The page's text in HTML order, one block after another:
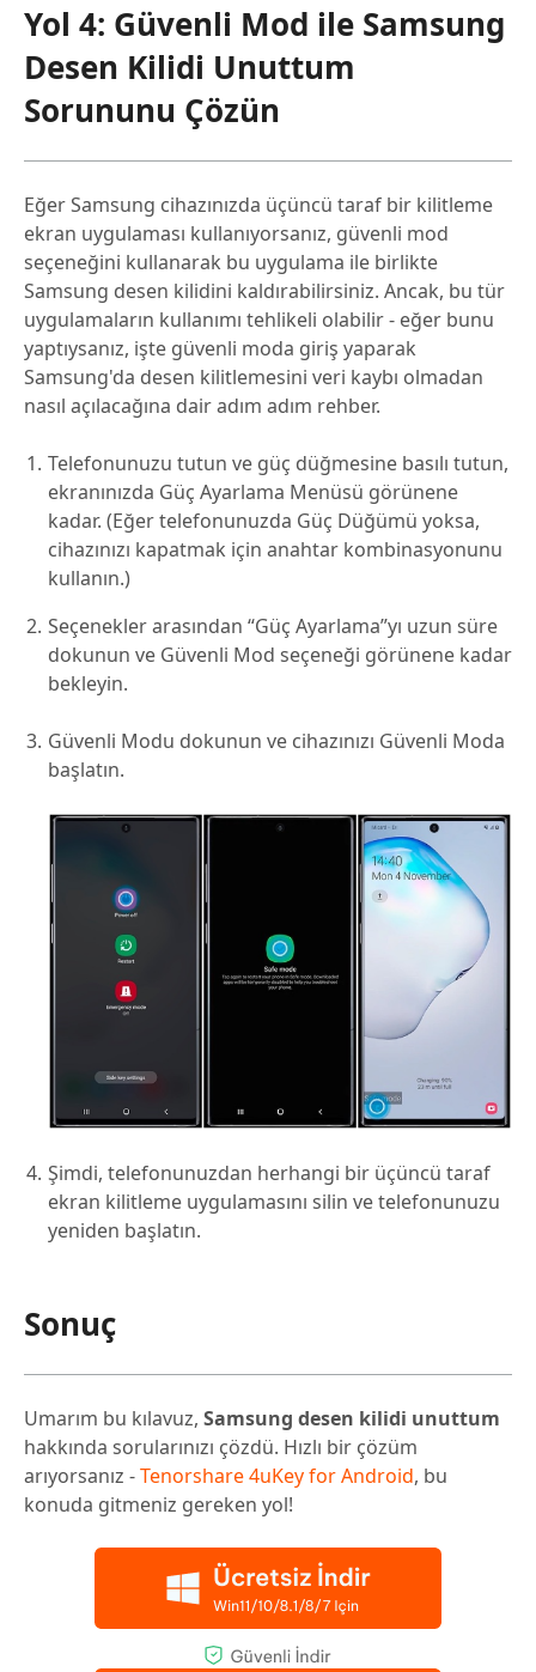
Yol 4: Güvenli Mod ile Samsung
Desen Kilidi Unuttum
Sorununu Çözün
Eğer Samsung cihazınızda üçüncü taraf bir kilitleme
ekran uygulaması kullanıyorsanız, güvenli mod
seçeneğini kullanarak bu uygulama ile birlikte
Samsung desen kilidini kaldırabilirsiniz. Ancak, bu tür
uygulamaların kullanımı tehlikeli olabilir - eğer bunu
yaptıysanız, işte güvenli moda giriş yaparak
Samsung'da desen kilitlemesini veri kaybı olmadan
nasıl açılacağına dair adım adım rehber.
Telefonunuzu tutun ve güç düğmesine basılı tutun,
ekranınızda Güç Ayarlama Menüsü görünene
kadar. (Eğer telefonunuzda Güç Düğümü yoksa,
cihazınızı kapatmak için anahtar kombinasyonunu
kullanın.)
Seçenekler arasından “Güç Ayarlama”yı uzun süre
dokunun ve Güvenli Mod seçeneği görünene kadar
bekleyin.
Güvenli Modu dokunun ve cihazınızı Güvenli Moda
başlatın.
Şimdi, telefonunuzdan herhangi bir üçüncü taraf
ekran kilitleme uygulamasını silin ve telefonunuzu
yeniden başlatın.
Sonuç
Umarım bu kılavuz, Samsung desen kilidi unuttum
hakkında sorularınızı çözdü. Hızlı bir çözüm
arıyorsanız -Tenorshare 4uKey for Android, bu
konuda gitmeniz gereken yol!